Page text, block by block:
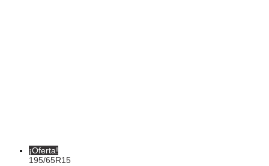
¡Oferta!
195/65R15